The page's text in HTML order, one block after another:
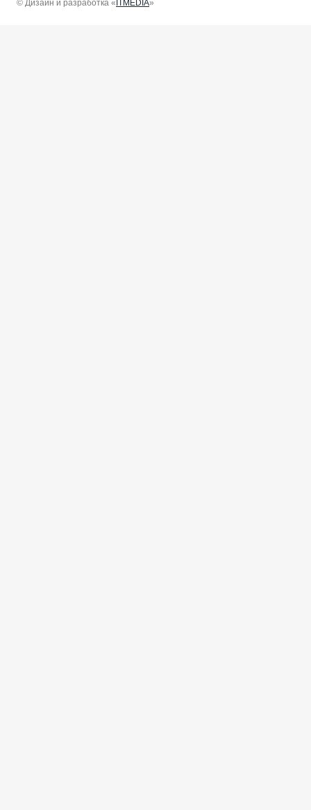
© Дизайн и разработка « ITMEDIA»